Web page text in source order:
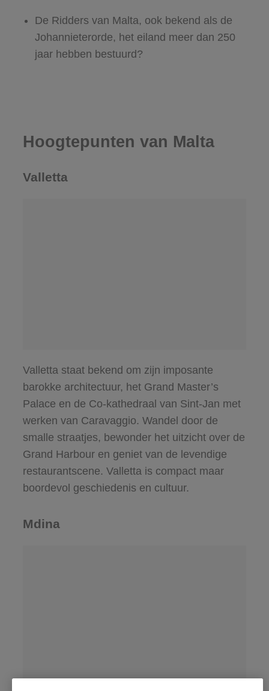
De Ridders van Malta, ook bekend als de
Johannieterorde, het eiland meer dan 250
jaar hebben bestuurd?
Hoogtepunten van Malta
Valletta
Valletta staat bekend om zijn imposante
barokke architectuur, het Grand Master’s
Palace en de Co-kathedraal van Sint-Jan met
werken van Caravaggio. Wandel door de
smalle straatjes, bewonder het uitzicht over de
Grand Harbour en geniet van de levendige
restaurantscene. Valletta is compact maar
boordevol geschiedenis en cultuur.
Mdina